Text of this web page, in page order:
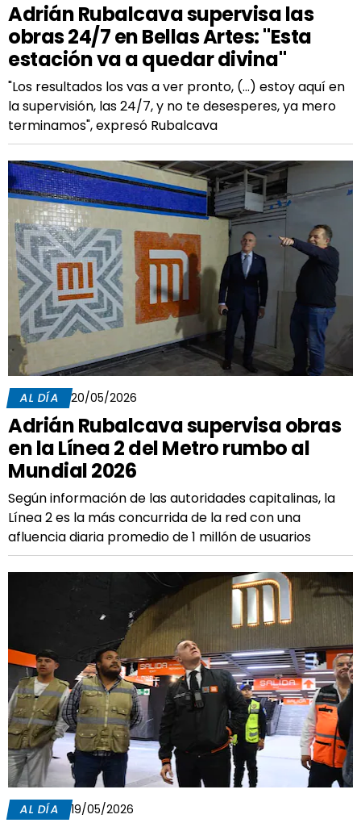
Adrián Rubalcava supervisa las
obras 24/7 en Bellas Artes: "Esta
estación va a quedar divina"
"Los resultados los vas a ver pronto, (...) estoy aquí en
la supervisión, las 24/7, y no te desesperes, ya mero
terminamos", expresó Rubalcava
AL DÍA 20/05/2026
Adrián Rubalcava supervisa obras
en la Línea 2 del Metro rumbo al
Mundial 2026
Según información de las autoridades capitalinas, la
Línea 2 es la más concurrida de la red con una
afluencia diaria promedio de 1 millón de usuarios
AL DÍA 19/05/2026